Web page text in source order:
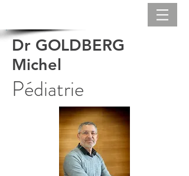
Dr GOLDBERG
Michel
Pédiatrie